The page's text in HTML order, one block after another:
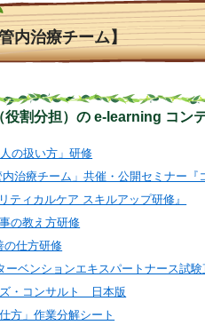
内治療チーム】
役割分担）の e-learning コン
の扱い方」研修
内治療チーム」共催・公開セミナー
ティカルケア スキルアップ研修』
の教え方研修
の仕方研修
ーベンションエキスパートナース試
・コンサルト 日本版
方」作業分解シート